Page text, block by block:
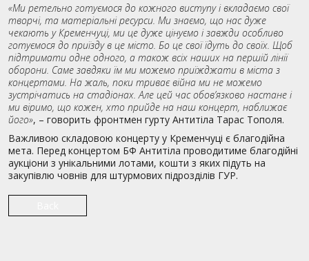
«Ми ретельно готуємося до кожного виступу і вкладаємо свої
творчі, та матеріальні ресурси. Ми знаємо, що нас дуже
чекають у Кременчуці, ми це дуже цінуємо і завжди особливо
готуємося до приїзду в це місто. Бо це свої їдуть до своїх. Щоб
підтримати одне одного, а також всіх наших на першій лінії
оборони. Саме завдяки їм ми можемо приїжджати в міста з
концертами. На жаль, поки триває війна ми не можемо
зустрічатись на стадіонах. Але цей час обов’язково настане і
ми віримо, що кожен, хто прийде на наш концерт, наближає
його», – говорить фронтмен гурту Антитіла Тарас Тополя.
Важливою складовою концерту у Кременчуці є благодійна
мета. Перед концертом БФ Антитіла проводитиме благодійні
аукціони з унікальними лотами, кошти з яких підуть на
закупівлю човнів для штурмових підрозділів ГУР.